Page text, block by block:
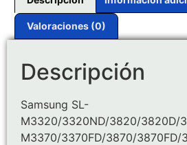
Valoraciones (0)
Descripción
Samsung SL-
M3320/3320ND/3820/3820D/
M3370/3370FD/3870/3870FD/